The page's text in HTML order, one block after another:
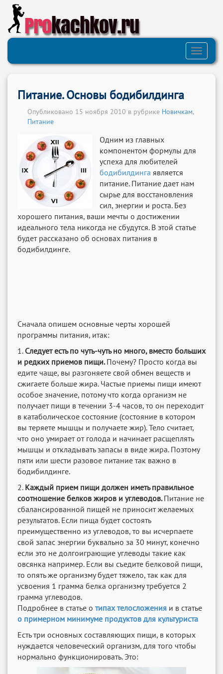
Prokachkov.ru
Toggle
Питание. Основы бодибилдинга
Опубликовано 15 ноября 2010 в рубрике Новичкам,
Питание
Одним из главных
компонентом формулы для
успеха для любителей
бодибилдинга является
питание. Питание дает нам
сырье для восстановления
сил, энергии и роста. Без
хорошего питания, ваши мечты о достижении
идеального тела никогда не сбудутся. В этой статье
будет рассказано об основах питания в
бодибилдинге.
Сначала опишем основные черты хорошей
программы питания, итак:
1. Следует есть по чуть-чуть но много, вместо больших
и редких приемов пищи.Почему? Просто когда вы
едите чаще, вы разгоняете свой обмен веществ и
сжигаете больше жира. Частые приемы пищи имеют
особое значение, потому что когда организм не
получает пищи в течении 3-4 часов, то он переходит
в катаболическое состояние (состояние в котором
вы теряете мышцы и получаете жир). Тело считает,
что оно умирает от голода и начинает расщеплять
мышцы и откладывать запасы в виде жира. Поэтому
пяти или шести разовое питание так важно в
бодибилдинге.
2. Каждый прием пищи должен иметь правильное
соотношение белков жиров и углеводов.Питание не
сбалансированной пищей не приносит желаемых
результатов. Если пища будет состоять
преимущественно из углеводов, то вы исчерпаете
свой запас энергии буквально за 30 минут, конечно
если это не долгоиграющие углеводы такие как
овсянка например. Если вы съедите белковой пищи,
то опять же организму будет тяжело, так как для
усвоения 1 грамма белка организму требуется 2
грамма углеводов.
Подробнее в статье о типах телосложения и в статье
о примерном минимуме продуктов для культуриста
Есть три основных составляющих пищи, в которых
нуждается человеческий организм, для того чтобы
нормально функционировать. Это: